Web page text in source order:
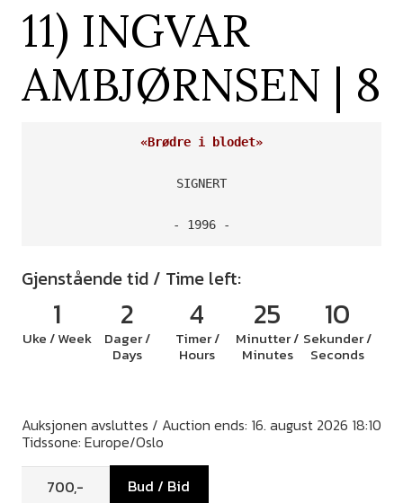
11) INGVAR
AMBJØRNSEN | 8
«Brødre i blodet»
SIGNERT
- 1996 -
Gjenstående tid / Time left:
1
Uke / Week
2
Dager /
Days
4
Timer /
Hours
25
Minutter /
Minutes
10
Sekunder /
Seconds
Auksjonen avsluttes / Auction ends: 16. august 2026 18:10
Tidssone: Europe/Oslo
Bud / Bid